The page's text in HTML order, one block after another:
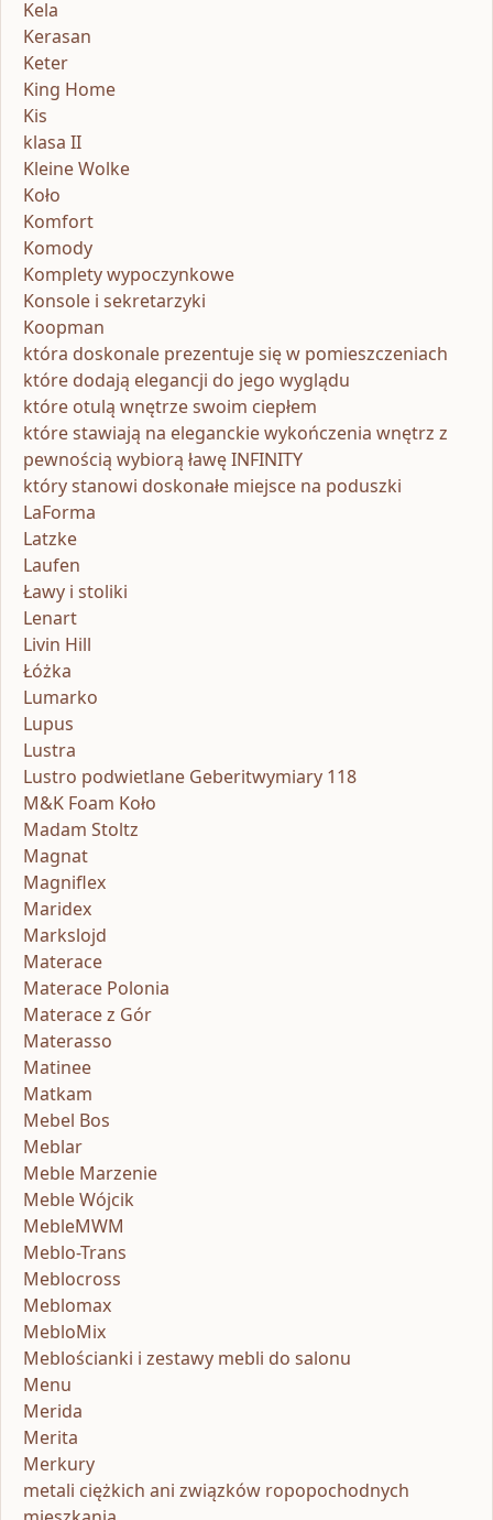
Kela
Kerasan
Keter
King Home
Kis
klasa II
Kleine Wolke
Koło
Komfort
Komody
Komplety wypoczynkowe
Konsole i sekretarzyki
Koopman
która doskonale prezentuje się w pomieszczeniach
które dodają elegancji do jego wyglądu
które otulą wnętrze swoim ciepłem
które stawiają na eleganckie wykończenia wnętrz z
pewnością wybiorą ławę INFINITY
który stanowi doskonałe miejsce na poduszki
LaForma
Latzke
Laufen
Ławy i stoliki
Lenart
Livin Hill
Łóżka
Lumarko
Lupus
Lustra
Lustro podwietlane Geberitwymiary 118
M&K Foam Koło
Madam Stoltz
Magnat
Magniflex
Maridex
Markslojd
Materace
Materace Polonia
Materace z Gór
Materasso
Matinee
Matkam
Mebel Bos
Meblar
Meble Marzenie
Meble Wójcik
MebleMWM
Meblo-Trans
Meblocross
Meblomax
MebloMix
Meblościanki i zestawy mebli do salonu
Menu
Merida
Merita
Merkury
metali ciężkich ani związków ropopochodnych